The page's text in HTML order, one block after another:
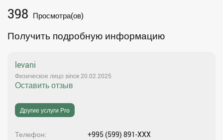
398 Просмотра(ов)
Получить подробную информацию
levani
Физическое лицо since 20.02.2025
Оставить отзыв
Другие услуги Pro
Телефон
+995 (599) 891-XXX